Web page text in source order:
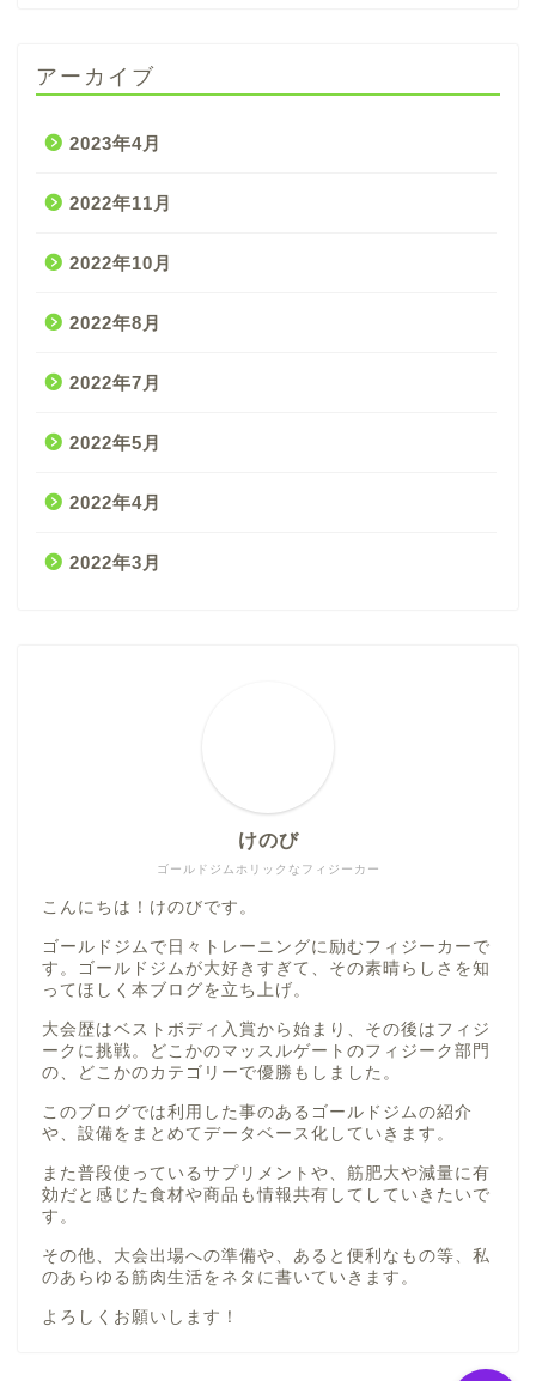
アーカイブ
2023年4月
2022年11月
2022年10月
2022年8月
2022年7月
2022年5月
2022年4月
2022年3月
ゴールドジムホリックなフィジーカー
けのび
こんにちは！けのびです。
ゴールドジムで日々トレーニングに励むフィジーカーで
す。ゴールドジムが大好きすぎて、その素晴らしさを知
ってほしく本ブログを立ち上げ。
大会歴はベストボディ入賞から始まり、その後はフィジ
ークに挑戦。どこかのマッスルゲートのフィジーク部門
の、どこかのカテゴリーで優勝もしました。
このブログでは利用した事のあるゴールドジムの紹介
や、設備をまとめてデータベース化していきます。
また普段使っているサプリメントや、筋肥大や減量に有
効だと感じた食材や商品も情報共有してしていきたいで
す。
その他、大会出場への準備や、あると便利なもの等、私
のあらゆる筋肉生活をネタに書いていきます。
よろしくお願いします！
ゴールドジム巡り
サプリメント
攻めるサプリメーカー
プロテイン